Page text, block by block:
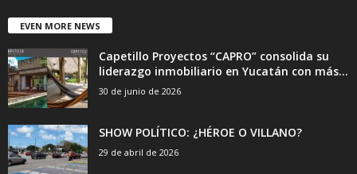
EVEN MORE NEWS
Capetillo Proyectos “CAPRO” consolida su
liderazgo inmobiliario en Yucatán con más...
30 de junio de 2026
SHOW POLÍTICO: ¿HÉROE O VILLANO?
29 de abril de 2026